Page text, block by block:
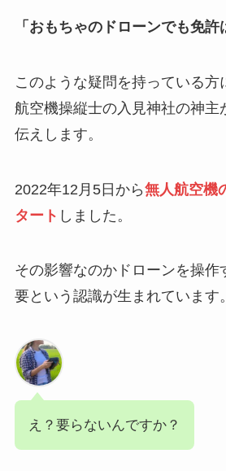
「おもちゃのドローンでも免許
このような疑問を持っている方
航空機操縦士の入見神社の神主
伝えします。
2022年12月5日から無人航空機
タート しました。
その影響なのかドローンを操作
要という認識が生まれています。
え？要らないんですか？